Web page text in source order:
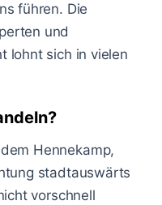
führen. Die
und
lohnt sich in vielen
Hennekamp,
stadtauswärts
vorschnell